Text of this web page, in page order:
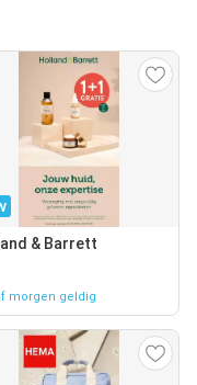
& Barrett
morgen geldig